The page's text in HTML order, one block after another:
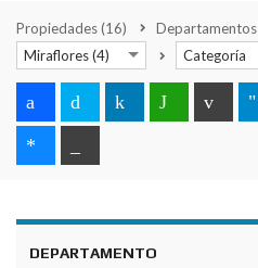
Propiedades(16) Departamentos
Miraflores (4)
Categoría
DEPARTAMENTO